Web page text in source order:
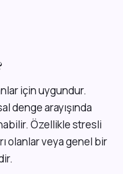
için uygundur.
denge arayışında
Özellikle stresli
olanlar veya genel bir